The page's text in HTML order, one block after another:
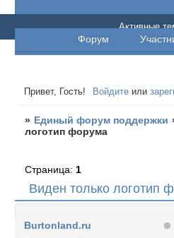
Единый
Форум
Активные
Привет, Гость! Войдите или
» Единый форум поддержки
логотип форума
Виден только логотип
Страница: 1
Burtonland.ru